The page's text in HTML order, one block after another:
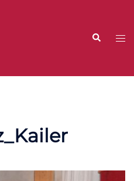
Suche